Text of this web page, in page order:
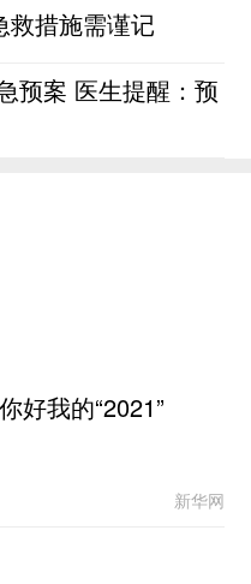
救措施需谨记
预案 医生提醒：预
好我的“2021”
新华网